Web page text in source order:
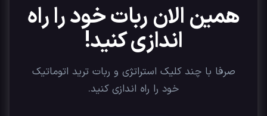
همین الان ربات خود را راه
اندازی کنید!
صرفا با چند کلیک استراتژی‌ و ربات ترید اتوماتیک
خود را راه اندازی کنید.